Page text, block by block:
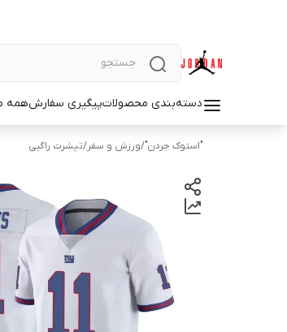
دسته‌بندی محصولاتپیگیری سفارشهمه
"استوک جردن"/ورزش و سفر/تیشرت راگبی